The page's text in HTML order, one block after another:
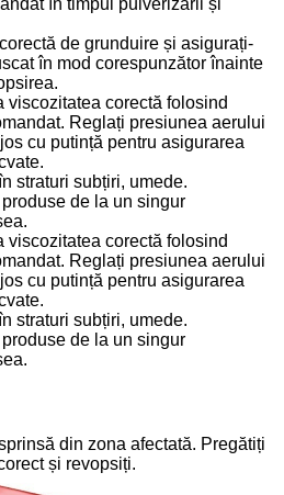
de grunduire și asigurați-
în mod corespunzător înainte
viscozitatea corectă folosind
Reglați presiunea aerului
cu putință pentru asigurarea
straturi subțiri, umede.
de la un singur
viscozitatea corectă folosind
Reglați presiunea aerului
cu putință pentru asigurarea
straturi subțiri, umede.
de la un singur
din zona afectată. Pregătiți
și revopsiți.